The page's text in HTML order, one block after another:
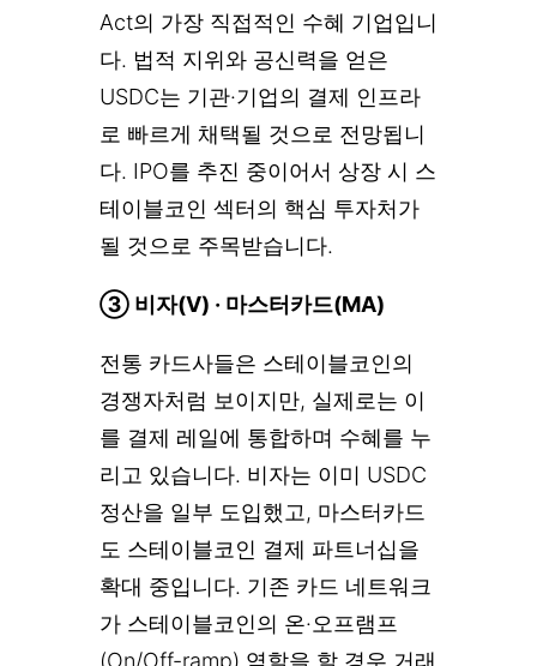
Act의 가장 직접적인 수혜 기업입니
다. 법적 지위와 공신력을 얻은
USDC는 기관·기업의 결제 인프라
로 빠르게 채택될 것으로 전망됩니
다. IPO를 추진 중이어서 상장 시 스
테이블코인 섹터의 핵심 투자처가
될 것으로 주목받습니다.
③ 비자(V) · 마스터카드(MA)
전통 카드사들은 스테이블코인의
경쟁자처럼 보이지만, 실제로는 이
를 결제 레일에 통합하며 수혜를 누
리고 있습니다. 비자는 이미 USDC
정산을 일부 도입했고, 마스터카드
도 스테이블코인 결제 파트너십을
확대 중입니다. 기존 카드 네트워크
가 스테이블코인의 온·오프램프